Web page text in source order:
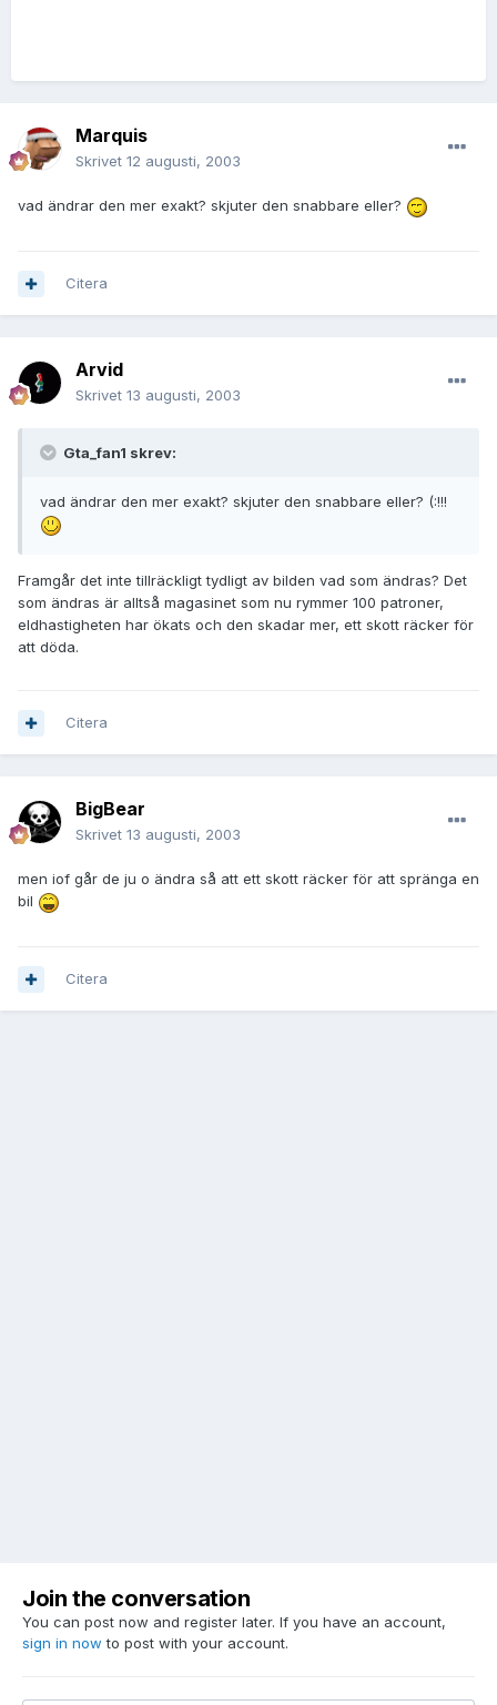
Marquis
Skrivet 12 augusti, 2003
vad ändrar den mer exakt? skjuter den snabbare eller?
Citera
Arvid
Skrivet 13 augusti, 2003
Gta_fan1 skrev:
vad ändrar den mer exakt? skjuter den snabbare eller? (:!!!
Framgår det inte tillräckligt tydligt av bilden vad som ändras? Det
som ändras är alltså magasinet som nu rymmer 100 patroner,
eldhastigheten har ökats och den skadar mer, ett skott räcker för
att döda.
Citera
BigBear
Skrivet 13 augusti, 2003
men iof går de ju o ändra så att ett skott räcker för att spränga en
bil
Citera
Join the conversation
You can post now and register later. If you have an account,
sign in now to post with your account.